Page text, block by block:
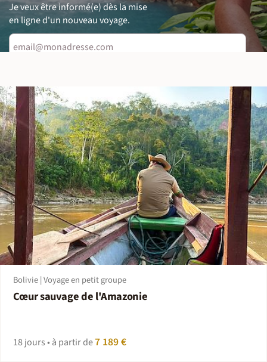
Je veux être informé(e) dès la mise
en ligne d'un nouveau voyage.
Prévenez-moi !
Découvrir ses voyages Son portrait
Bolivie | Voyage en petit groupe
Cœur sauvage de l'Amazonie
18 jours • à partir de7 189 €